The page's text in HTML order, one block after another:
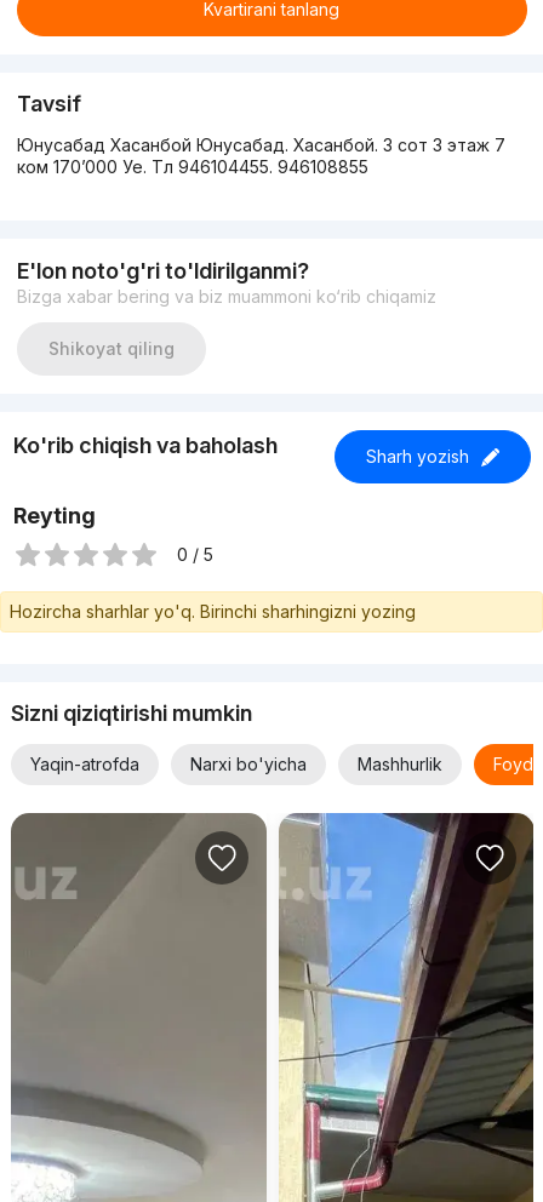
Kvartirani tanlang
Tavsif
Юнусабад Хасанбой Юнусабад. Хасанбой. 3 сот 3 этаж 7
ком 170’000 Уе. Тл 946104455. 946108855
E'lon noto'g'ri to'ldirilganmi?
Bizga xabar bering va biz muammoni ko‘rib chiqamiz
Shikoyat qiling
Ko'rib chiqish va baholash Sharh yozish
Reyting
0 / 5
Hozircha sharhlar yo'q. Birinchi sharhingizni yozing
Sizni qiziqtirishi mumkin
Yaqin-atrofda Narxi bo'yicha Mashhurlik